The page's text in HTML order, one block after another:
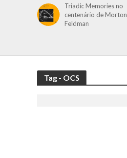
Triadic Memories no
centenário de Morton
Feldman
Tag - OCS